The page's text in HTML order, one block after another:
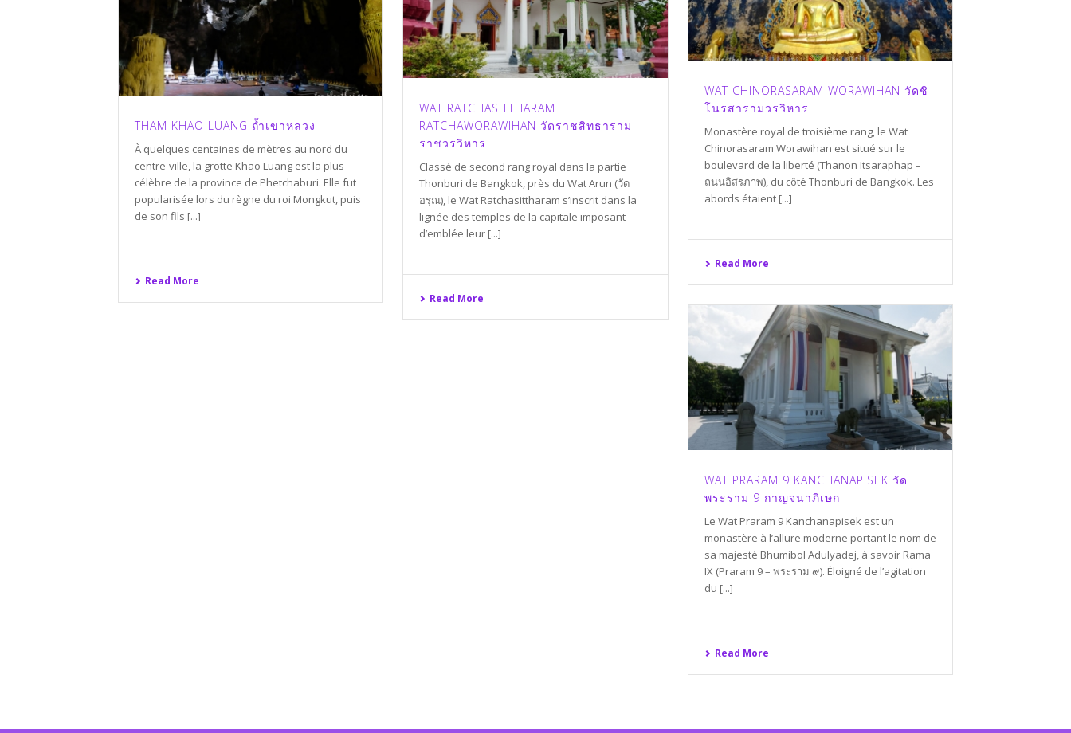
WAT CHINORASARAM WORAWIHAN วัดชิ
โนรสารามวรวิหาร
Monastère royal de troisième rang, le Wat
Chinorasaram Worawihan est situé sur le
boulevard de la liberté (Thanon Itsaraphap –
ถนนอิสรภาพ), du côté Thonburi de Bangkok. Les
abords étaient [...]
Read More
WAT RATCHASITTHARAM
RATCHAWORAWIHAN วัดราชสิทธาราม
ราชวรวิหาร
Classé de second rang royal dans la partie
Thonburi de Bangkok, près du Wat Arun (วัด
อรุณ), le Wat Ratchasittharam s’inscrit dans la
lignée des temples de la capitale imposant
d’emblée leur [...]
Read More
THAM KHAO LUANG ถ้ำเขาหลวง
À quelques centaines de mètres au nord du
centre-ville, la grotte Khao Luang est la plus
célèbre de la province de Phetchaburi. Elle fut
popularisée lors du règne du roi Mongkut, puis
de son fils [...]
Read More
WAT PRARAM 9 KANCHANAPISEK วัด
พระราม 9 กาญจนาภิเษก
Le Wat Praram 9 Kanchanapisek est un
monastère à l’allure moderne portant le nom de
sa majesté Bhumibol Adulyadej, à savoir Rama
IX (Praram 9 – พระราม ๙). Éloigné de l’agitation
du [...]
Read More